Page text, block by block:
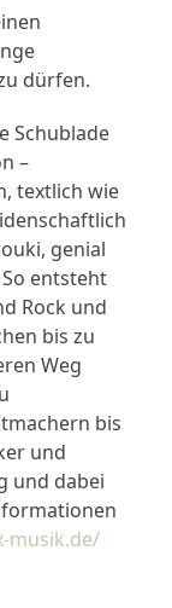
dürfen.
Schublade
–
textlich wie
genial
entsteht
Rock und
bis zu
Weg
bis
und
und dabei
musik.de/